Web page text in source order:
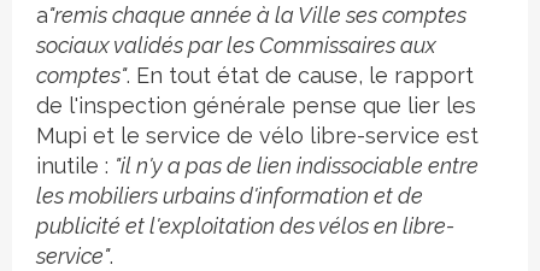
a"remis chaque année à la Ville ses comptes
sociaux validés par les Commissaires aux
comptes". En tout état de cause, le rapport
de l'inspection générale pense que lier les
Mupi et le service de vélo libre-service est
inutile : "il n'y a pas de lien indissociable entre
les mobiliers urbains d'information et de
publicité et l'exploitation des vélos en libre-
service".